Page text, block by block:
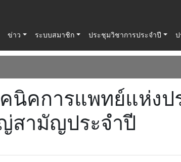
ข่าว ระบบสมาชิก ประชุมวิชาการประจำปี
คการแพทย์แห่งป
สามัญประจำปี